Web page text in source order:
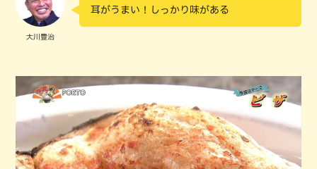
大川豊治
耳がうまい！しっかり味がある